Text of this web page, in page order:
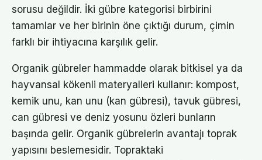
sorusu değildir. İki gübre kategorisi birbirini
tamamlar ve her birinin öne çıktığı durum, çimin
farklı bir ihtiyacına karşılık gelir.
Organik gübreler hammadde olarak bitkisel ya da
hayvansal kökenli materyalleri kullanır: kompost,
kemik unu, kan unu (kan gübresi), tavuk gübresi,
can gübresi ve deniz yosunu özleri bunların
başında gelir. Organik gübrelerin avantajı toprak
yapısını beslemesidir. Topraktaki